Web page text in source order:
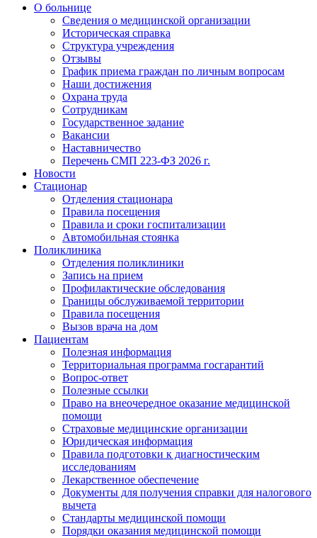
О больнице
Сведения о медицинской организации
Историческая справка
Структура учреждения
Отзывы
График приема граждан по личным вопросам
Наши достижения
Охрана труда
Сотрудникам
Государственное задание
Вакансии
Наставничество
Перечень СМП 223-ФЗ 2026 г.
Новости
Стационар
Отделения стационара
Правила посещения
Правила и сроки госпитализации
Автомобильная стоянка
Поликлиника
Отделения поликлиники
Запись на прием
Профилактические обследования
Границы обслуживаемой территории
Правила посещения
Вызов врача на дом
Пациентам
Полезная информация
Территориальная программа госгарантий
Вопрос-ответ
Полезные ссылки
Право на внеочередное оказание медицинской
помощи
Страховые медицинские организации
Юридическая информация
Правила подготовки к диагностическим
исследованиям
Лекарственное обеспечение
Документы для получения справки для налогового
вычета
Стандарты медицинской помощи
Порядки оказания медицинской помощи